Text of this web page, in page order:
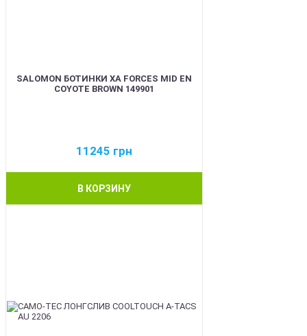
SALOMON БОТИНКИ XA FORCES MID EN
COYOTE BROWN 149901
11245 грн
В КОРЗИНУ